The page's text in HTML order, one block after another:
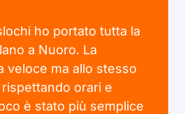
ho portato tutta la
a Nuoro. La
veloce ma allo stesso
orari e
è stato più semplice